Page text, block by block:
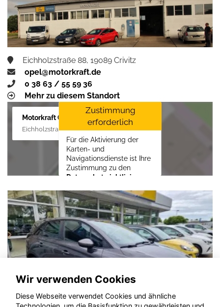
aktivieren
Eichholzstraße 88, 19089 Crivitz
opel@motorkraft.de
0 38 63 / 55 59 36
Mehr zu diesem Standort
Motorkraft GmbH
Eichholzstraße 88, 19089 Crivitz
Zustimmung
erforderlich
Für die Aktivierung der
Karten- und
Navigationsdienste ist Ihre
Zustimmung zu den
Datenschutzrichtlinien
LLCerforderlich.
Zustimmen und
aktivieren
Wir verwenden Cookies
Diese Webseite verwendet Cookies und ähnliche